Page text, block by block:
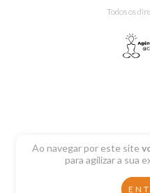
Ao navegar por este site
para agilizar a sua
Todos os